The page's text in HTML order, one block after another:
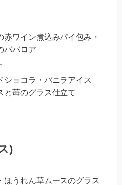
赤ワイン煮込みパイ包み・
ババロア
ショコラ・バニラアイス
と苺のグラス仕立て
)
ほうれん草ムースのグラス